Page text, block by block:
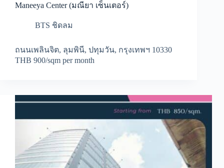
Maneeya Center (มณียา เซ็นเตอร์)
BTS ชิดลม
ถนนเพลินจิต, ลุมพินี, ปทุมวัน, กรุงเทพฯ 10330
THB 900/sqm per month